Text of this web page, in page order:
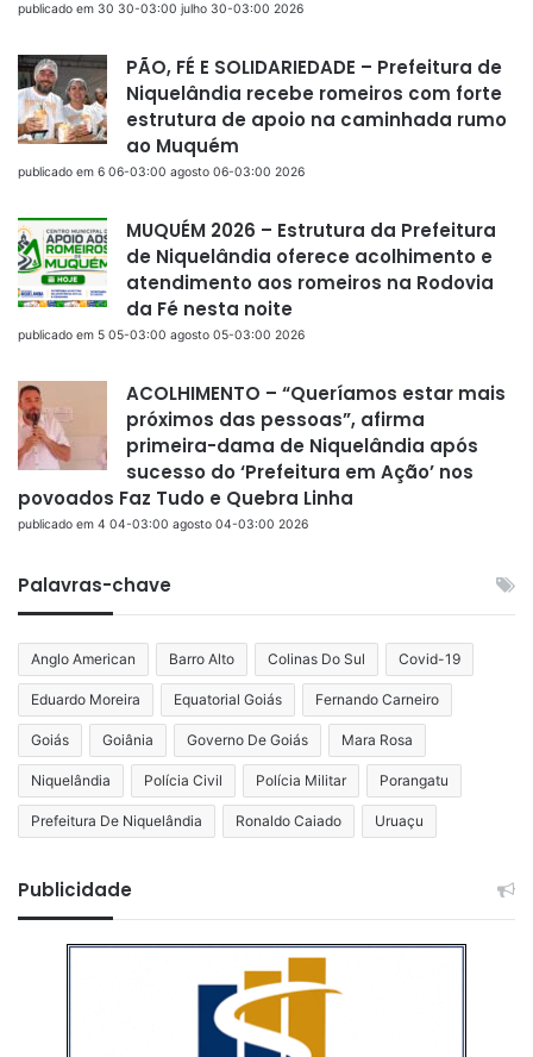
publicado em 30 30-03:00 julho 30-03:00 2026
PÃO, FÉ E SOLIDARIEDADE – Prefeitura de
Niquelândia recebe romeiros com forte
estrutura de apoio na caminhada rumo
ao Muquém
publicado em 6 06-03:00 agosto 06-03:00 2026
MUQUÉM 2026 – Estrutura da Prefeitura
de Niquelândia oferece acolhimento e
atendimento aos romeiros na Rodovia
da Fé nesta noite
publicado em 5 05-03:00 agosto 05-03:00 2026
ACOLHIMENTO – “Queríamos estar mais
próximos das pessoas”, afirma
primeira-dama de Niquelândia após
sucesso do ‘Prefeitura em Ação’ nos
povoados Faz Tudo e Quebra Linha
publicado em 4 04-03:00 agosto 04-03:00 2026
Palavras-chave
Anglo American Barro Alto Colinas Do Sul Covid-19
Eduardo Moreira Equatorial Goiás Fernando Carneiro
Goiás Goiânia Governo De Goiás Mara Rosa
Niquelândia Polícia Civil Polícia Militar Porangatu
Prefeitura De Niquelândia Ronaldo Caiado Uruaçu
Publicidade